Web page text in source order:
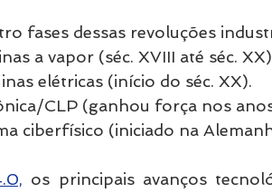
fases dessas revoluções
a vapor (séc. XVIII até séc.
elétricas (início do séc. XX).
CLP (ganhou força nos
ciberfísico (iniciado na
os principais avanços